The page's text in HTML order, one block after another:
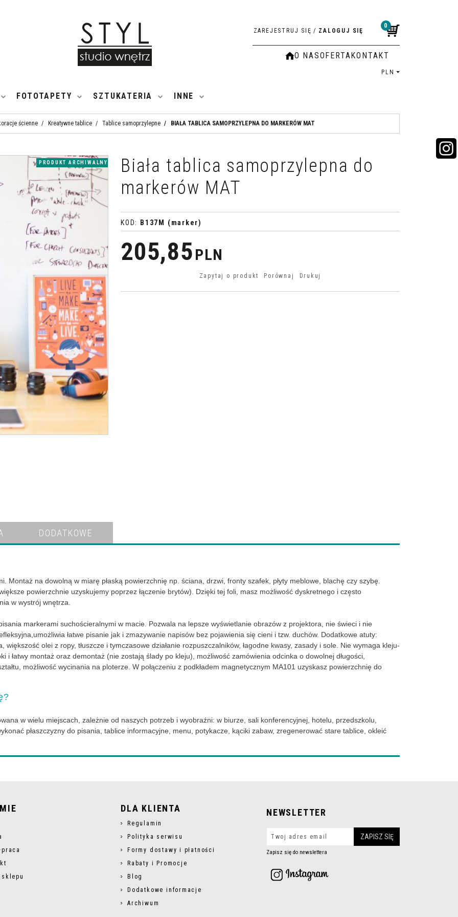
0
ZAREJESTRUJ SIĘ / ZALOGUJ SIĘ
O NASOFERTAKONTAKT
PLN
FOTOTAPETY SZTUKATERIA INNE
ścienne / Kreatywne tablice / Tablice samoprzylepne / BIAŁA TABLICA SAMOPRZYLEPNA DO MARKERÓW MAT
>
PRODUKT ARCHIWALNY
Biała tablica samoprzylepna do
markerów MAT
KOD: B137M (marker)
205,85 PLN
Zapytaj o produkt Porównaj Drukuj
DODATKOWE
Montaż na dowolną w miarę płaską powierzchnię np. ściana, drzwi, fronty szafek, płyty meblowe, blachę czy szybę.
powierzchnie uzyskujemy poprzez łączenie brytów). Dzięki tej foli, masz możliwość dyskretnego i często
w wystrój wnętrza.
markerami suchościeralnymi w macie. Pozwala na lepsze wyświetlanie obrazów z projektora, nie świeci i nie
łatwe pisanie jak i zmazywanie napisów bez pojawienia się cieni i tzw. duchów. Dodatkowe atuty:
olei z ropy, tłuszcze i tymczasowe działanie rozpuszczalników, łagodne kwasy, zasady i sole. Nie wymaga kleju-
i łatwy montaż oraz demontaż (nie zostają ślady po kleju), możliwość zamówienia odcinka o dowolnej długości,
możliwość wycinania na ploterze. W połączeniu z podkładem magnetycznym MA101 uzyskasz powierzchnię do
w wielu miejscach, zależnie od naszych potrzeb i wyobraźni: w biurze, sali konferencyjnej, hotelu, przedszkolu,
płaszczyzny do pisania, tablice informacyjne, menu, potykacze, kąciki zabaw, zregenerować stare tablice, okleić
sklepu
DLA KLIENTA
Regulamin
Polityka serwisu
Formy dostawy i płatności
Rabaty i Promocje
Blog
Dodatkowe informacje
Archiwum
NEWSLETTER
Zapisz się do newslettera